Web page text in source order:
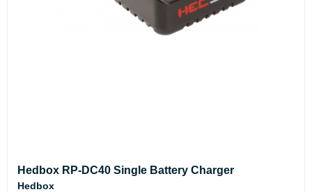
Hedbox RP-DC40 Single Battery Charger
Hedbox